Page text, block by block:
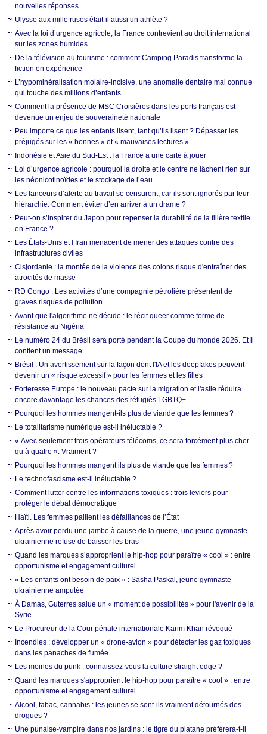
nouvelles réponses
Ulysse aux mille ruses était-il aussi un athlète ?
Avec la loi d’urgence agricole, la France contrevient au droit international
sur les zones humides
De la télévision au tourisme : comment Camping Paradis transforme la
fiction en expérience
L’hypominéralisation molaire-incisive, une anomalie dentaire mal connue
qui touche des millions d’enfants
Comment la présence de MSC Croisières dans les ports français est
devenue un enjeu de souveraineté nationale
Peu importe ce que les enfants lisent, tant qu’ils lisent ? Dépasser les
préjugés sur les « bonnes » et « mauvaises lectures »
Indonésie et Asie du Sud-Est : la France a une carte à jouer
Loi d’urgence agricole : pourquoi la droite et le centre ne lâchent rien sur
les néonicotinoïdes et le stockage de l’eau
Les lanceurs d’alerte au travail se censurent, car ils sont ignorés par leur
hiérarchie. Comment éviter d’en arriver à un drame ?
Peut-on s’inspirer du Japon pour repenser la durabilité de la filière textile
en France ?
Les États-Unis et l’Iran menacent de mener des attaques contre des
infrastructures civiles
Cisjordanie : la montée de la violence des colons risque d'entraîner des
atrocités de masse
RD Congo : Les activités d’une compagnie pétrolière présentent de
graves risques de pollution
Avant que l'algorithme ne décide : le récit queer comme forme de
résistance au Nigéria
Le numéro 24 du Brésil sera porté pendant la Coupe du monde 2026. Et il
contient un message.
Brésil : Un avertissement sur la façon dont l'IA et les deepfakes peuvent
devenir un « risque excessif » pour les femmes et les filles
Forteresse Europe : le nouveau pacte sur la migration et l'asile réduira
encore davantage les chances des réfugiés LGBTQ+
Pourquoi les hommes mangent-ils plus de viande que les femmes ?
Le totalitarisme numérique est-il inéluctable ?
« Avec seulement trois opérateurs télécoms, ce sera forcément plus cher
qu’à quatre ». Vraiment ?
Pourquoi les hommes mangent ils plus de viande que les femmes ?
Le technofascisme est-il inéluctable ?
Comment lutter contre les informations toxiques : trois leviers pour
protéger le débat démocratique
Haïti. Les femmes pallient les défaillances de l’État
Après avoir perdu une jambe à cause de la guerre, une jeune gymnaste
ukrainienne refuse de baisser les bras
Quand les marques s’approprient le hip-hop pour paraître « cool » : entre
opportunisme et engagement culturel
« Les enfants ont besoin de paix » : Sasha Paskal, jeune gymnaste
ukrainienne amputée
À Damas, Guterres salue un « moment de possibilités » pour l'avenir de la
Syrie
Le Procureur de la Cour pénale internationale Karim Khan révoqué
Incendies : développer un « drone-avion » pour détecter les gaz toxiques
dans les panaches de fumée
Les moines du punk : connaissez-vous la culture straight edge ?
Quand les marques s'approprient le hip-hop pour paraître « cool » : entre
opportunisme et engagement culturel
Alcool, tabac, cannabis : les jeunes se sont-ils vraiment détournés des
drogues ?
Une punaise-vampire dans nos jardins : le tigre du platane préférera-t-il